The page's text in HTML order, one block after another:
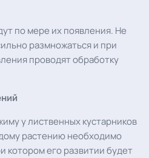
по мере их появления. Не
размножаться и при
проводят обработку
у лиственных кустарников
растению необходимо
котором его развитии будет